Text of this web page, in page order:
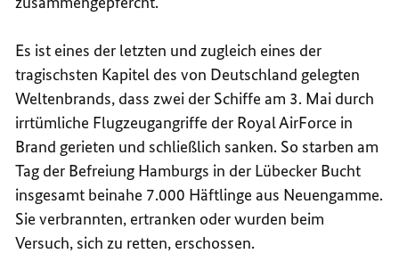
Es ist eines der letzten und zugleich eines der
tragischsten Kapitel des von Deutschland gelegten
Weltenbrands, dass zwei der Schiffe am 3. Mai durch
irrtümliche Flugzeugangriffe der Royal AirForce in
Brand gerieten und schließlich sanken. So starben am
Tag der Befreiung Hamburgs in der Lübecker Bucht
insgesamt beinahe 7.000 Häftlinge aus Neuengamme.
Sie verbrannten, ertranken oder wurden beim
Versuch, sich zu retten, erschossen.